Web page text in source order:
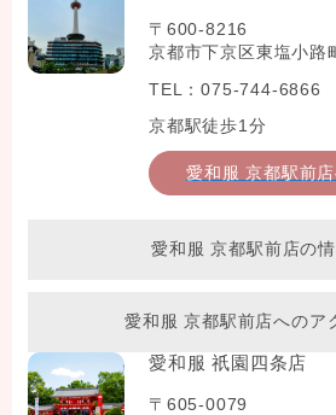
〒600-8216
京都市下京区東塩小
TEL：075-744-6866
京都駅徒歩1分
愛和服 京都駅前
愛和服 京都駅前店の
愛和服 京都駅前店へのア
愛和服 祇園四条店
〒605-0079